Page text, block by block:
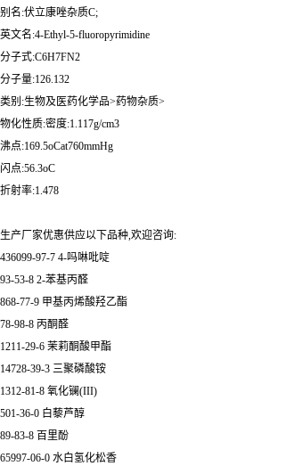
别名:伏立康唑杂质C;
英文名:4-Ethyl-5-fluoropyrimidine
分子式:C6H7FN2
分子量:126.132
类别:生物及医药化学品>药物杂质>
物化性质:密度:1.117g/cm3
沸点:169.5oCat760mmHg
闪点:56.3oC
折射率:1.478
生产厂家优惠供应以下品种,欢迎咨询:
436099-97-7 4-吗啉吡啶
93-53-8 2-苯基丙醛
868-77-9 甲基丙烯酸羟乙酯
78-98-8 丙酮醛
1211-29-6 茉莉酮酸甲酯
14728-39-3 三聚磷酸铵
1312-81-8 氧化镧(III)
501-36-0 白藜芦醇
89-83-8 百里酚
65997-06-0 水白氢化松香